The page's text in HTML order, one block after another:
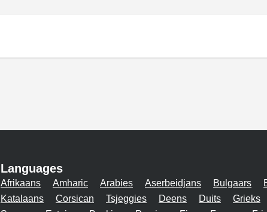
Languages
Afrikaans Amharic Arabies Aserbeidjans Bulgaars
Katalaans
Corsican Tsjeggies Deens Duits Grieks